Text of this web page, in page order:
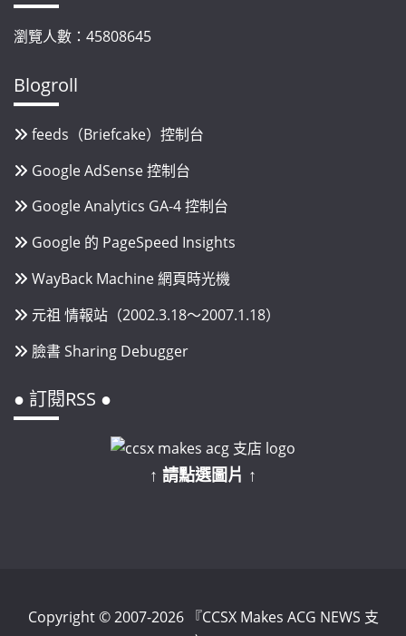
瀏覽人數：45808645
Blogroll
feeds（Briefcake）控制台
Google AdSense 控制台
Google Analytics GA-4 控制台
Google 的 PageSpeed Insights
WayBack Machine 網頁時光機
元祖 情報站（2002.3.18～2007.1.18）
臉書 Sharing Debugger
● 訂閱RSS ●
↑ 請點選圖片 ↑
Copyright © 2007-2026 『CCSX Makes ACG NEWS 支